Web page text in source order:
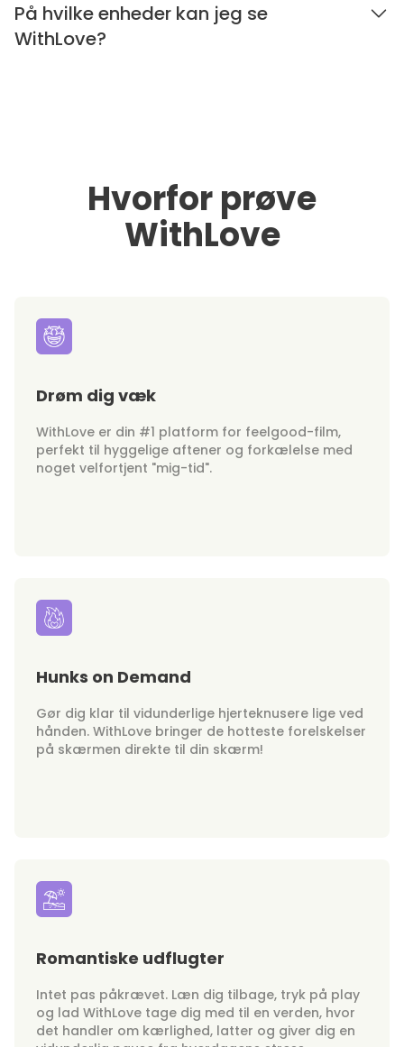
På hvilke enheder kan jeg se
WithLove?
Hvorfor prøve
WithLove
Drøm dig væk
WithLove er din #1 platform for feelgood-film,
perfekt til hyggelige aftener og forkælelse med
noget velfortjent "mig-tid".
Hunks on Demand
Gør dig klar til vidunderlige hjerteknusere lige ved
hånden. WithLove bringer de hotteste forelskelser
på skærmen direkte til din skærm!
Romantiske udflugter
Intet pas påkrævet. Læn dig tilbage, tryk på play
og lad WithLove tage dig med til en verden, hvor
det handler om kærlighed, latter og giver dig en